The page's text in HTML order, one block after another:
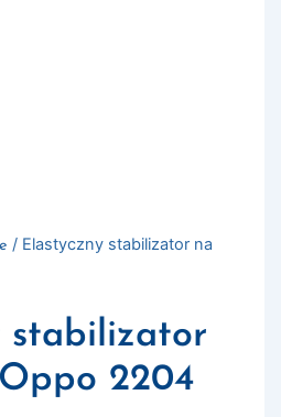
/ Elastyczny stabilizator na
stabilizator
2204